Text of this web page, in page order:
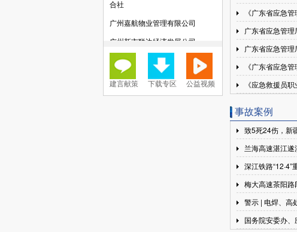
广州市白云区鹤龙街黄边经济联合
社
广州唯爱康综合门诊部有限公司
建言献策 下载专区 公益视频
《广东省应急
广东省应急管
广东省应急管
《广东省应急
《应急救援员
事故案例
致5死24伤，新
兰海高速湛江遂
深江铁路
梅大高速茶阳路
警示 | 电焊、
国务院安委办